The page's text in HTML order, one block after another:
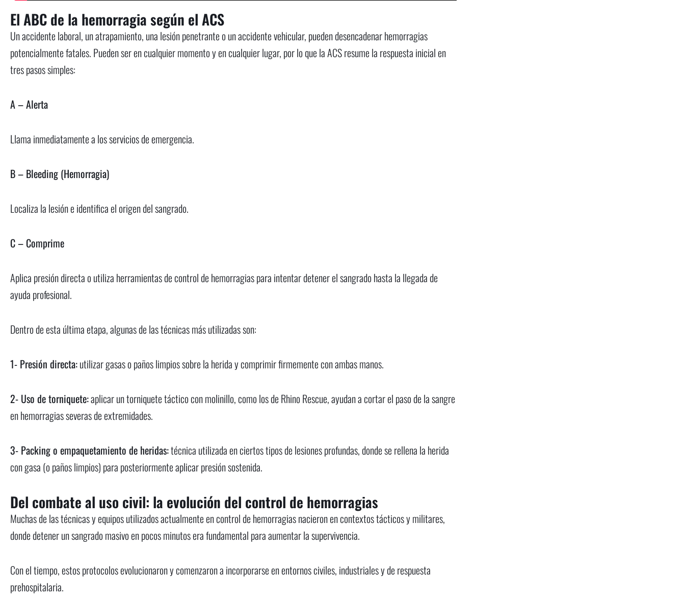
El ABC de la hemorragia según el ACS
Un accidente laboral, un atrapamiento, una lesión penetrante o un accidente vehicular, pueden desencadenar hemorragias
potencialmente fatales. Pueden ser en cualquier momento y en cualquier lugar, por lo que la ACS resume la respuesta inicial en
tres pasos simples:
A – Alerta
Llama inmediatamente a los servicios de emergencia.
B – Bleeding (Hemorragia)
Localiza la lesión e identifica el origen del sangrado.
C – Comprime
Aplica presión directa o utiliza herramientas de control de hemorragias para intentar detener el sangrado hasta la llegada de
ayuda profesional.
Dentro de esta última etapa, algunas de las técnicas más utilizadas son:
1- Presión directa:utilizar gasas o paños limpios sobre la herida y comprimir firmemente con ambas manos.
2- Uso de torniquete:aplicar un torniquete táctico con molinillo, como los de Rhino Rescue, ayudan a cortar el paso de la sangre
en hemorragias severas de extremidades.
3- Packing o empaquetamiento de heridas:técnica utilizada en ciertos tipos de lesiones profundas, donde se rellena la herida
con gasa (o paños limpios) para posteriormente aplicar presión sostenida.
Del combate al uso civil: la evolución del control de hemorragias
Muchas de las técnicas y equipos utilizados actualmente en control de hemorragias nacieron en contextos tácticos y militares,
donde detener un sangrado masivo en pocos minutos era fundamental para aumentar la supervivencia.
Con el tiempo, estos protocolos evolucionaron y comenzaron a incorporarse en entornos civiles, industriales y de respuesta
prehospitalaria.